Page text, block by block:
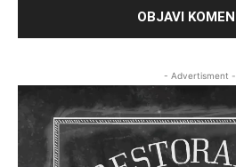
- Advertisment -